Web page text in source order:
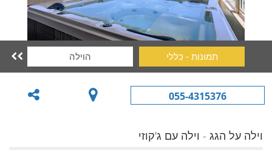
תמונות - כללי הוילה 
055-4315376
וילה על הגג - וילה עם ג'קוזי